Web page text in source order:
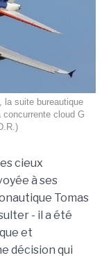
la suite bureautique
cloud G
cieux
à ses
Tomas
- il a été
et
décision qui